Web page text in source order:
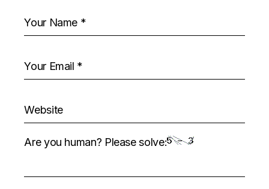
Are you human? Please solve: